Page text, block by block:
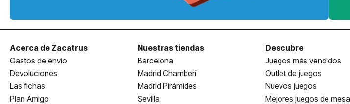
Acerca de Zacatrus
Gastos de envío
Devoluciones
Las fichas
Plan Amigo
Nuestras tiendas
Barcelona
Madrid Chamberí
Madrid Pirámides
Sevilla
Descubre
Juegos más vendidos
Outlet de juegos
Nuevos juegos
Mejores juegos de mesa